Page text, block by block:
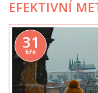
EFEKTIVNÍ
31
bře